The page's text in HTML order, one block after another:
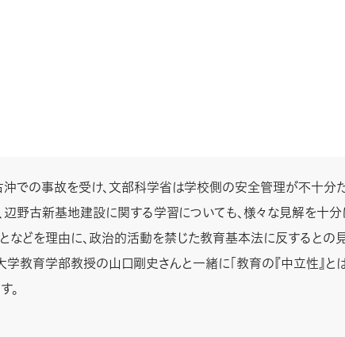
での事故を受け、文部科学省は学校側の安全管理が不十分
辺野古新基地建設に関する学習についても、様々な見解を十
などを理由に、政治的活動を禁じた教育基本法に反するとの
学教育学部教授の山口剛史さんと一緒に「教育の『中立性』と
。